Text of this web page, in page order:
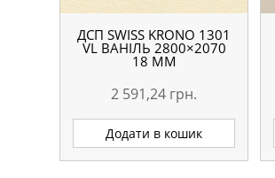
ДСП SWISS KRONO 1301
VL ВАНІЛЬ 2800×2070
18 ММ
2 591,24 грн.
Додати в кошик